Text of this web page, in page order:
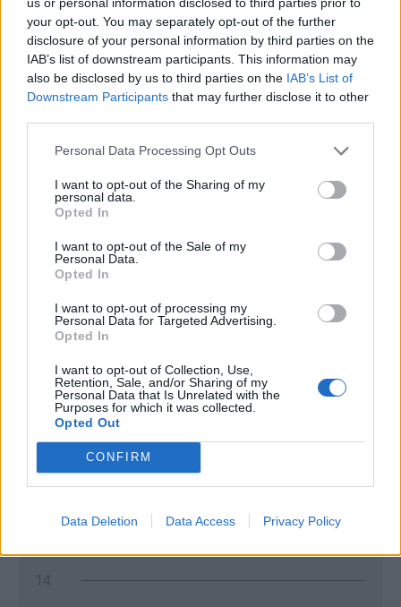
your opt-out. You may separately opt-out of the further
disclosure of your personal information by third parties on the
IAB’s list of downstream participants. This information may
also be disclosed by us to third parties on the IAB’s List of
Downstream Participants that may further disclose it to other
Personal Data Processing Opt Outs
I want to opt-out of the Sharing of my
personal data.
Opted In
I want to opt-out of the Sale of my
Personal Data.
Opted In
I want to opt-out of processing my
Personal Data for Targeted Advertising.
Opted In
I want to opt-out of Collection, Use,
Retention, Sale, and/or Sharing of my
Personal Data that Is Unrelated with the
Purposes for which it was collected.
Opted Out
CONFIRM
Data Deletion Data Access Privacy Policy
Bonus Malus voto
Quotazioni
Classic
Andamento FantaValore di Mercato
9
FVM attuale
9 MAX
9 MIN
14